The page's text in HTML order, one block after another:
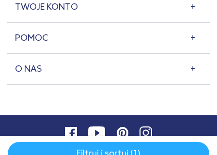
TWOJE KONTO
POMOC
O NAS